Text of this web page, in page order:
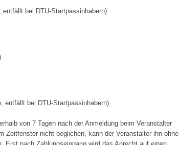
bei DTU-Startpassinhabern).
entfällt bei DTU-Startpassinhabern)
von 7 Tagen nach der Anmeldung beim Veranstalter
Zeitfenster nicht beglichen, kann der Veranstalter ihn ohne